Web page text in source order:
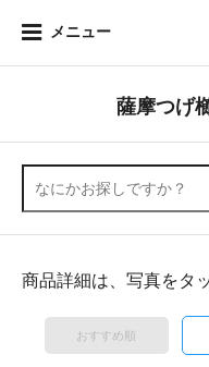
メニュー
薩摩つげ
商品詳細は、写真をタ
おすすめ順